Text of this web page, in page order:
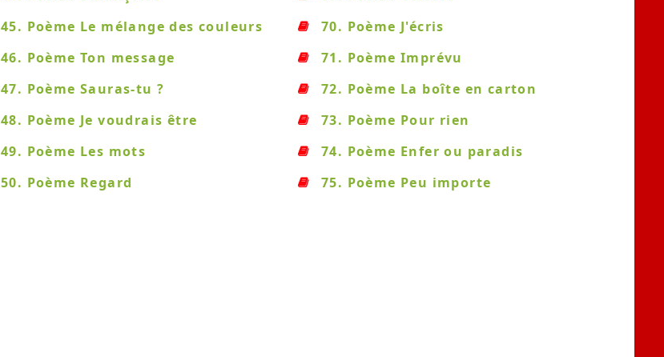
45. Poème Le mélange des couleurs
46. Poème Ton message
47. Poème Sauras-tu ?
48. Poème Je voudrais être
49. Poème Les mots
50. Poème Regard
70. Poème J'écris
71. Poème Imprévu
72. Poème La boîte en carton
73. Poème Pour rien
74. Poème Enfer ou paradis
75. Poème Peu importe